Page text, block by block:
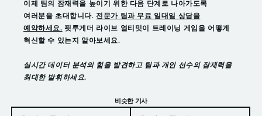
이제 팀의 잠재력을 높이기 위한 다음 단계로 나아가도록
여러분을 초대합니다. 전문가 팀과 무료 일대일 상담을
예약하세요. 핏투게더 라이브 얼티밋이 트레이닝 게임을 어떻게
혁신할 수 있는지 알아보세요.
실시간 데이터 분석의 힘을 발견하고 팀과 개인 선수의 잠재력을
최대한 발휘하세요.
비슷한 기사